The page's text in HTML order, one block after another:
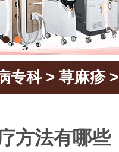
专科> 荨麻疹>
方法有哪些